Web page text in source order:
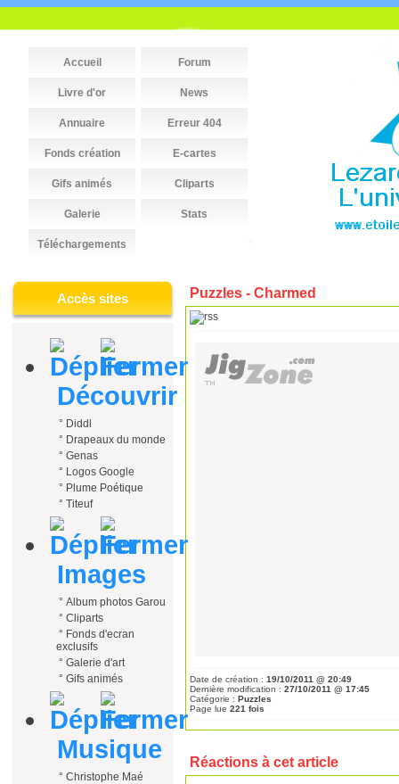
Accueil Forum
Livre d'or News
Annuaire Erreur 404
Fonds création E-cartes
Gifs animés Cliparts
Galerie Stats
Téléchargements
Accès sites
Découvrir
° Diddl
° Drapeaux du monde
° Genas
° Logos Google
° Plume Poétique
° Titeuf
Images
° Album photos Garou
° Cliparts
° Fonds d'ecran
exclusifs
° Galerie d'art
° Gifs animés
Musique
° Christophe Maé
Puzzles - Charmed
Date de création : 19/10/2011 @ 20:49
Dernière modification : 27/10/2011 @ 17:45
Catégorie : Puzzles
Page lue 221 fois
Réactions à cet article